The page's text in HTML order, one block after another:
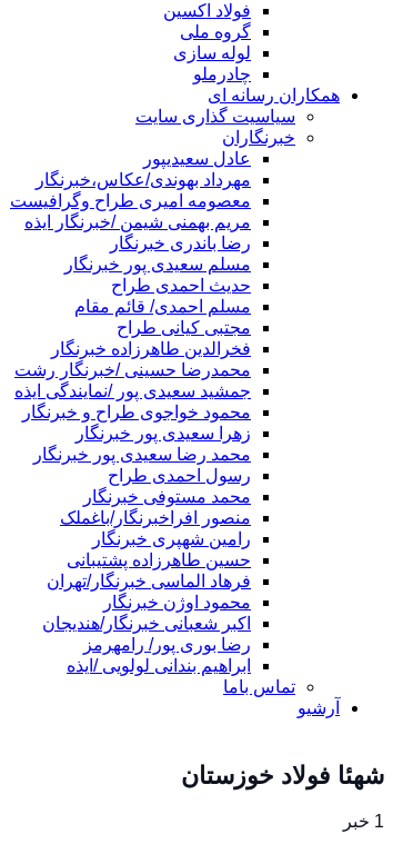
فولاد اکسین
گروه ملی
لوله سازی
چادرملو
همکاران رسانه ای
سیاسیت گذاری سایت
خبرنگاران
عادل سعیدیپور
مهرداد بهوندی/عکاس،خبرنگار
معصومه امیری طراح وگرافیست
مریم بهمنی شیمن /خبرنگار ایذه
رضا باندری خبرنگار
مسلم سعیدی پور خبرنگار
حدیث احمدی طراح
مسلم احمدی/ قائم مقام
مجتبی کیانی طراح
فخرالدین طاهرزاده خبرنگار
محمدرضا حسینی /خبرنگار رشت
جمشید سعیدی پور /نمایندگی ایذه
محمود خواجوی طراح و خبرنگار
زهرا سعیدی پور خبرنگار
محمد رضا سعیدی پور خبرنگار
رسول احمدی طراح
محمد مستوفی خبرنگار
منصور افراخبرنگار/باغملک
رامین شهپری خبرنگار
حسین طاهرزاده پشتیبانی
فرهاد الماسی خبرنگار/تهران
محمود اوژن خبرنگار
اکبر شعبانی خبرنگار/هندیجان
رضا بوری پور/ رامهرمز
ابراهیم بندانی لولویی /ایذه
تماس باما
آرشیو
شهئا فولاد خوزستان
1 خبر